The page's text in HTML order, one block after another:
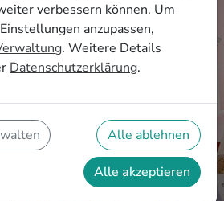
verbessern können. Um
anzupassen,
. Weitere Details
Datenschutzerklärung.
Alle ablehnen
Alle akzeptieren
Konzerterlebnisse
die das gemeinsame
das Ansteckungsrisiko
halten